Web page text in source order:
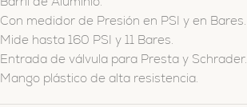
Con medidor de Presión en PSI y en Bares.
Mide hasta 160 PSI y 11 Bares.
Entrada de válvula para Presta y Schrader.
Mango plástico de alta resistencia.